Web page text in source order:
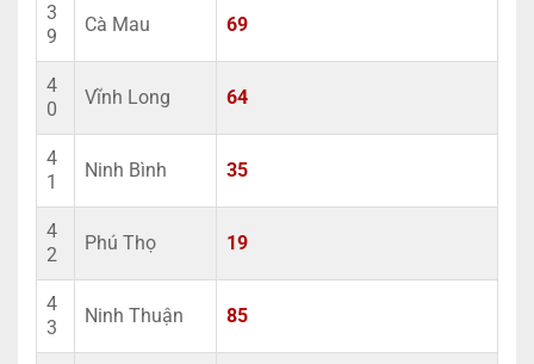
3
9
Cà Mau 69
4
0
Vĩnh Long 64
4
1
Ninh Bình 35
4
2
Phú Thọ 19
4
3
Ninh Thuận 85